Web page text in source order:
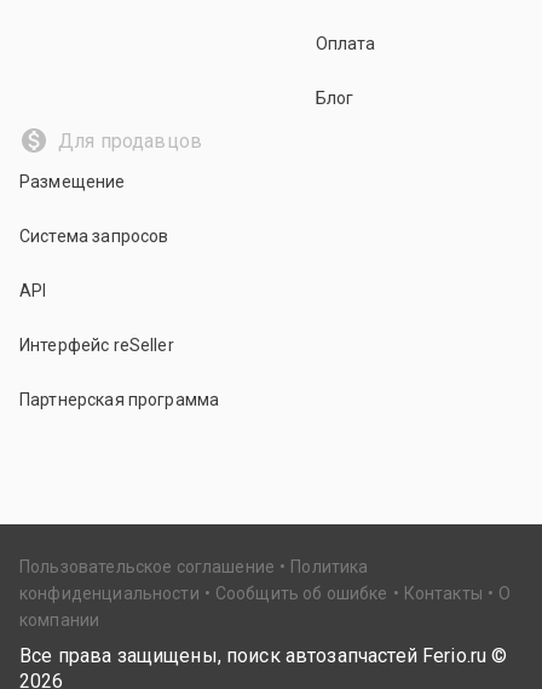
Оплата
Блог
Для продавцов
Размещение
Система запросов
API
Интерфейс reSeller
Партнерская программа
Пользовательское соглашение
Политика
конфиденциальности
Сообщить об ошибке Контакты
О
компании
Все права защищены, поиск автозапчастей Ferio.ru ©
2026